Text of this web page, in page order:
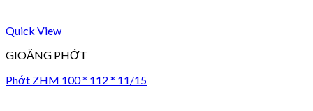
Quick View
GIOĂNG PHỚT
Phớt ZHM 100 * 112 * 11/15